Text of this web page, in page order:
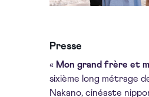
Presse
« Mon grand frère et
sixième long métrage
Nakano, cinéaste